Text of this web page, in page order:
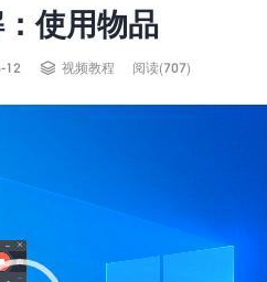
使用物品
12  视频教程 阅读(707)